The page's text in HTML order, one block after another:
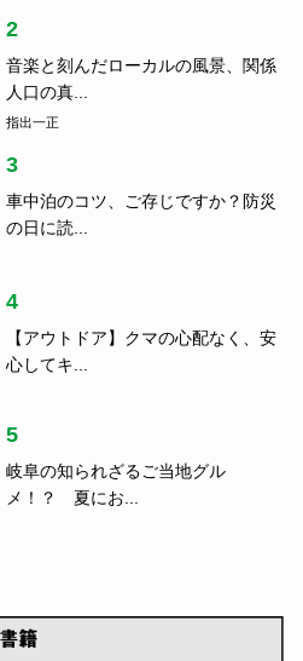
未来への期待。
キング
1
して……...
指出一正
2
人口の真...
指出一正
3
4